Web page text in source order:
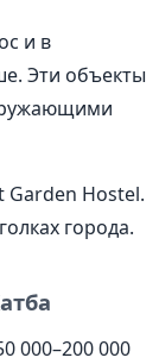
и в
Эти объекты
Hostel.
города.
000–200 000